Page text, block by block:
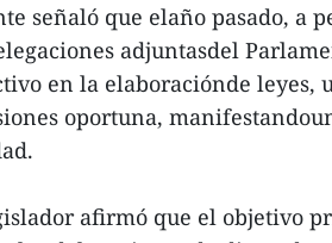
señaló que elaño pasado, a
adjuntasdel
en la elaboraciónde leyes,
oportuna,
afirmó que el objetivo